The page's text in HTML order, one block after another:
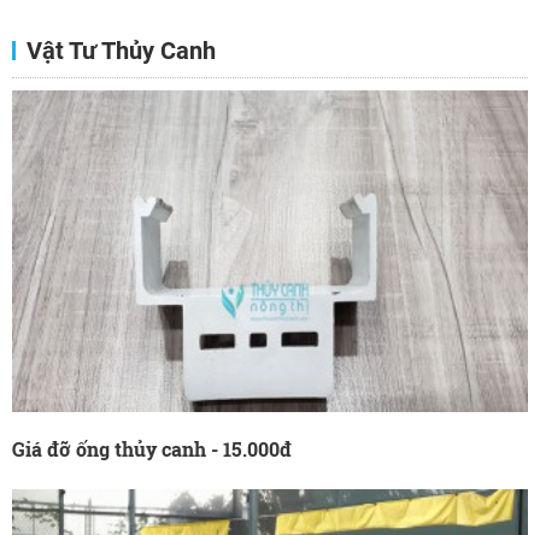
Vật Tư Thủy Canh
Giá đỡ ống thủy canh - 15.000đ